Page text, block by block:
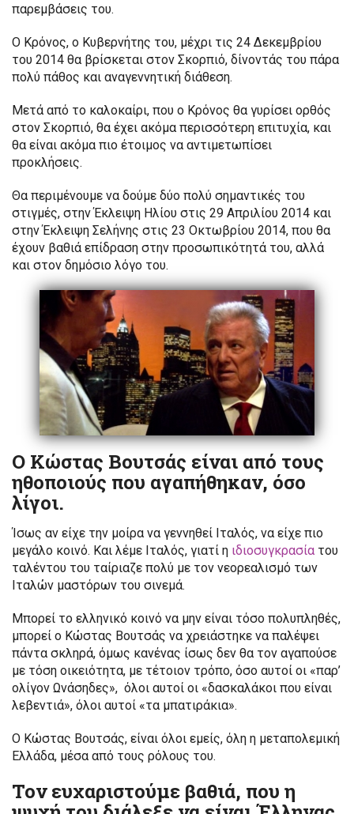
παρεμβάσεις του.
Ο Κρόνος, ο Κυβερνήτης του, μέχρι τις 24 Δεκεμβρίου
του 2014 θα βρίσκεται στον Σκορπιό, δίνοντάς του πάρα
πολύ πάθος και αναγεννητική διάθεση.
Μετά από το καλοκαίρι, που ο Κρόνος θα γυρίσει ορθός
στον Σκορπιό, θα έχει ακόμα περισσότερη επιτυχία, και
θα είναι ακόμα πιο έτοιμος να αντιμετωπίσει
προκλήσεις.
Θα περιμένουμε να δούμε δύο πολύ σημαντικές του
στιγμές, στην Έκλειψη Ηλίου στις 29 Απριλίου 2014 και
στην Έκλειψη Σελήνης στις 23 Οκτωβρίου 2014, που θα
έχουν βαθιά επίδραση στην προσωπικότητά του, αλλά
και στον δημόσιο λόγο του.
Ο Κώστας Βουτσάς είναι από τους
ηθοποιούς που αγαπήθηκαν, όσο
λίγοι.
Ίσως αν είχε την μοίρα να γεννηθεί Ιταλός, να είχε πιο
μεγάλο κοινό. Και λέμε Ιταλός, γιατί η ιδιοσυγκρασία του
ταλέντου του ταίριαζε πολύ με τον νεορεαλισμό των
Ιταλών μαστόρων του σινεμά.
Μπορεί το ελληνικό κοινό να μην είναι τόσο πολυπληθές,
μπορεί ο Κώστας Βουτσάς να χρειάστηκε να παλέψει
πάντα σκληρά, όμως κανένας ίσως δεν θα τον αγαπούσε
με τόση οικειότητα, με τέτοιον τρόπο, όσο αυτοί οι «παρ’
ολίγον Ωνάσηδες», όλοι αυτοί οι «δασκαλάκοι που είναι
λεβεντιά», όλοι αυτοί «τα μπατιράκια».
Ο Κώστας Βουτσάς, είναι όλοι εμείς, όλη η μεταπολεμική
Ελλάδα, μέσα από τους ρόλους του.
Τον ευχαριστούμε βαθιά, που η